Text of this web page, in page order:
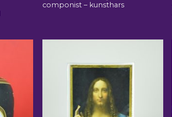
componist – kunsthars